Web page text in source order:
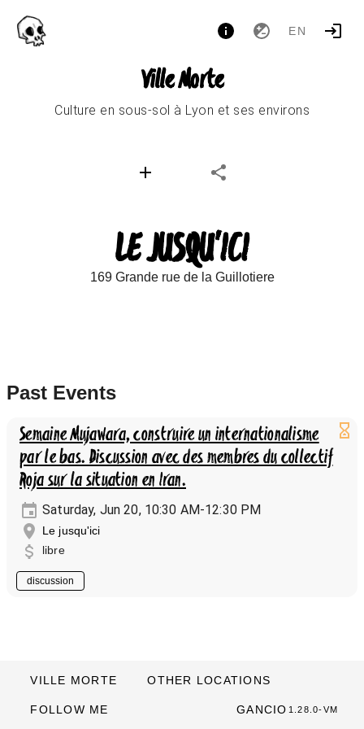
EN
Ville Morte
Culture en sous-sol à Lyon et ses environs
LE JUSQU'ICI
169 Grande rue de la Guillotiere
Past Events
Semaine Mujawara, construire un internationalisme
par le bas. Discussion avec des membres du collectif
Roja sur la situation en Iran.
Saturday, Jun 20, 10:30 AM-12:30 PM
Le jusqu'ici
libre
discussion
VILLE MORTE OTHER LOCATIONS
FOLLOW ME GANCIO 1.28.0-VM